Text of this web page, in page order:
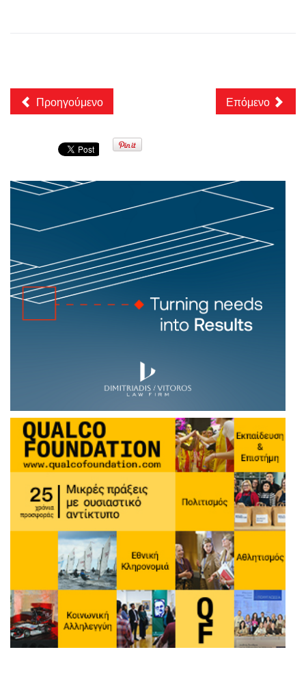
Προηγούμενο Επόμενο